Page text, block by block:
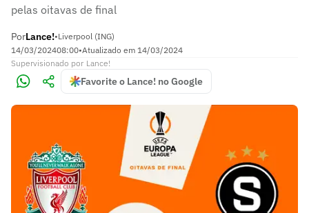
pelas oitavas de final
PorLance!•Liverpool (ING)
14/03/202408:00•Atualizado em 14/03/2024
Supervisionado por Lance!
Favorite o Lance! no Google